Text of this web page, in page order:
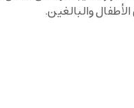
والبالغين.